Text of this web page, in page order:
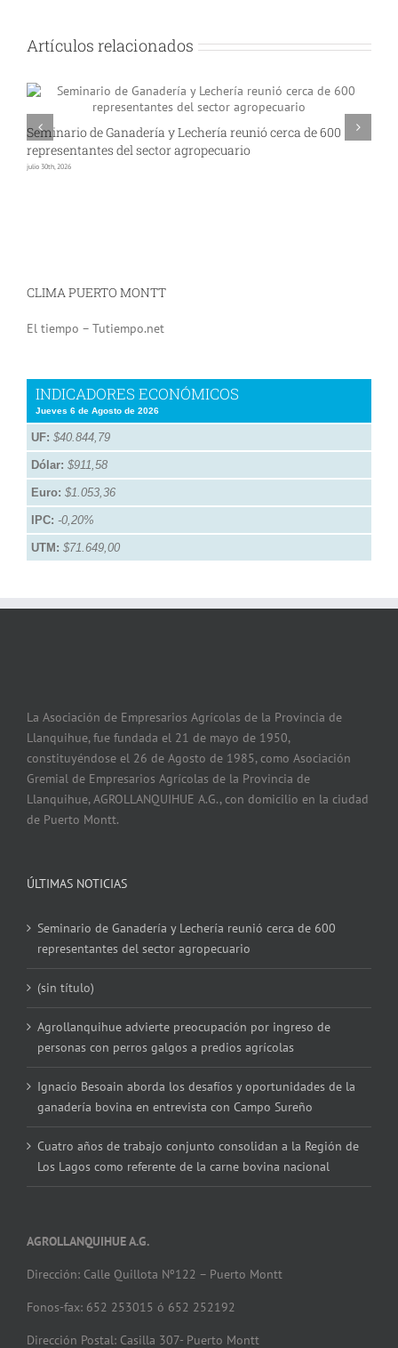
Artículos relacionados
Seminario de Ganadería y Lechería reunió cerca de 600
representantes del sector agropecuario
julio 30th, 2026
CLIMA PUERTO MONTT
El tiempo – Tutiempo.net
INDICADORES ECONÓMICOS
Jueves 6 de Agosto de 2026
UF: $40.844,79
Dólar: $911,58
Euro: $1.053,36
IPC: -0,20%
UTM: $71.649,00
La Asociación de Empresarios Agrícolas de la Provincia de
Llanquihue, fue fundada el 21 de mayo de 1950,
constituyéndose el 26 de Agosto de 1985, como Asociación
Gremial de Empresarios Agrícolas de la Provincia de
Llanquihue, AGROLLANQUIHUE A.G., con domicilio en la ciudad
de Puerto Montt.
ÚLTIMAS NOTICIAS
Seminario de Ganadería y Lechería reunió cerca de 600
representantes del sector agropecuario
(sin título)
Agrollanquihue advierte preocupación por ingreso de
personas con perros galgos a predios agrícolas
Ignacio Besoain aborda los desafíos y oportunidades de la
ganadería bovina en entrevista con Campo Sureño
Cuatro años de trabajo conjunto consolidan a la Región de
Los Lagos como referente de la carne bovina nacional
AGROLLANQUIHUE A.G.
Dirección: Calle Quillota Nº122 – Puerto Montt
Fonos-fax: 652 253015 ó 652 252192
Dirección Postal: Casilla 307- Puerto Montt